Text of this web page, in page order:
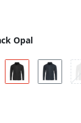
Opal